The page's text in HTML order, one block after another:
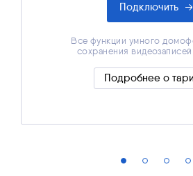
Подключить
Все функции умного
сохранения
Подробнее о
сохранения